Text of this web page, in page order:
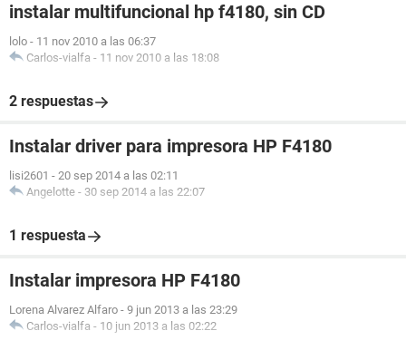
instalar multifuncional hp f4180, sin CD
lolo - 11 nov 2010 a las 06:37
Carlos-vialfa - 11 nov 2010 a las 18:08
2 respuestas
Instalar driver para impresora HP F4180
lisi2601 - 20 sep 2014 a las 02:11
Angelotte - 30 sep 2014 a las 22:07
1 respuesta
Instalar impresora HP F4180
Lorena Alvarez Alfaro - 9 jun 2013 a las 23:29
Carlos-vialfa - 10 jun 2013 a las 02:22